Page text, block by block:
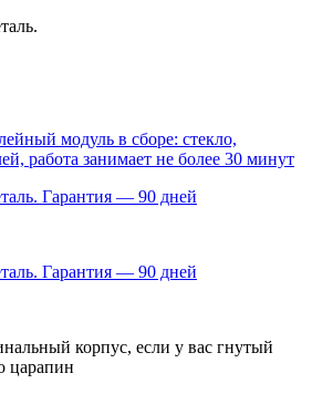
модуль в сборе: стекло,
работа занимает не более 30 минут
Гарантия — 90 дней
Гарантия — 90 дней
корпус, если у вас гнутый
царапин